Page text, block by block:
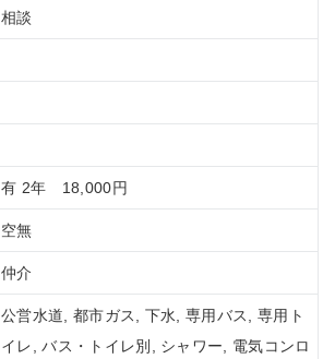
相談
有 2年 18,000円
空無
仲介
公営水道, 都市ガス, 下水, 専用バス, 専用ト
イレ, バス・トイレ別, シャワー, 電気コンロ